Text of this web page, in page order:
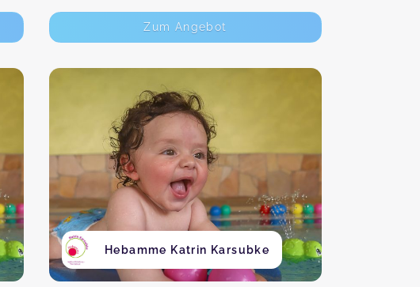
Zum Angebot
Hebamme Katrin Karsubke